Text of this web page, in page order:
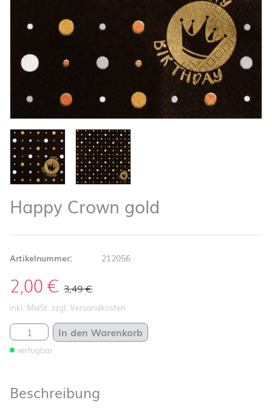
Happy Crown gold
Artikelnummer: 212056
2,00€ 3,49€
inkl. MwSt. zzgl. Versandkosten
Happy Crown gold Menge
verfügbar
In den Warenkorb
Beschreibung